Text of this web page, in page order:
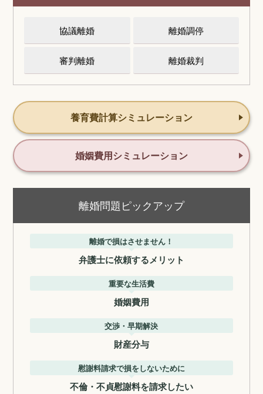
協議離婚 離婚調停
審判離婚 離婚裁判
養育費計算シミュレーション
婚姻費用シミュレーション
離婚問題ピックアップ
離婚で損はさせません！
弁護士に依頼するメリット
重要な生活費
婚姻費用
交渉・早期解決
財産分与
慰謝料請求で損をしないために
不倫・不貞慰謝料を請求したい